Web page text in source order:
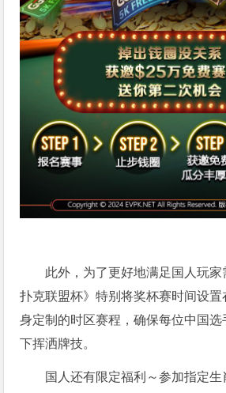
此外，为了更好地满足国人玩家
扑克联盟杯》特别将奖杯赛时间设置
身定制的时区赛程，确保每位中国
下挥洒牌技。
国人还有限定福利～参加指定